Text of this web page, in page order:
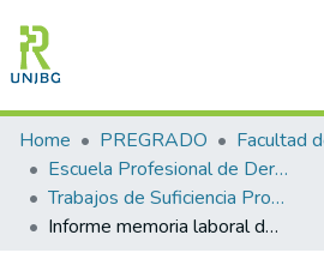
Communities & Collections
All of DSpace
Statistics
Home PREGRADO
Escuela Profesional de Derecho y Ciencias Políticas
Trabajos de Suficiencia Profesional de Derecho
Informe memoria laboral del cargo de auxiliar coactivo en la Intendencia de Tributos Internos de Tacna de la Superintendencia Nacional de Aduanas y Administración Tributaria